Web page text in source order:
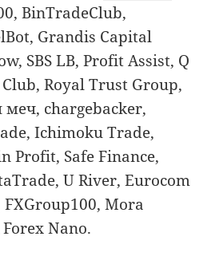
BinTradeClub,
Grandis Capital
SBS LB, Profit Assist, Q
Royal Trust Group,
chargebacker,
Ichimoku Trade,
Profit, Safe Finance,
U River, Eurocom
Mora
Nano.